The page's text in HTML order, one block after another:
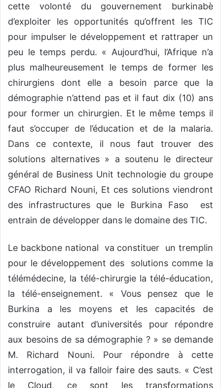
cette volonté du gouvernement burkinabè
d’exploiter les opportunités qu’offrent les TIC
pour impulser le développement et rattraper un
peu le temps perdu. « Aujourd’hui, l’Afrique n’a
plus malheureusement le temps de former les
chirurgiens dont elle a besoin parce que la
démographie n’attend pas et il faut dix (10) ans
pour former un chirurgien. Et le même temps il
faut s’occuper de l’éducation et de la malaria.
Dans ce contexte, il nous faut trouver des
solutions alternatives » a soutenu le directeur
général de Business Unit technologie du groupe
CFAO Richard Nouni, Et ces solutions viendront
des infrastructures que le Burkina Faso est
entrain de développer dans le domaine des TIC.
Le backbone national va constituer un tremplin
pour le développement des solutions comme la
télémédecine, la télé-chirurgie la télé-éducation,
la télé-enseignement. « Vous pensez que le
Burkina a les moyens et les capacités de
construire autant d’universités pour répondre
aux besoins de sa démographie ? » se demande
M. Richard Nouni. Pour répondre à cette
interrogation, il va falloir faire des sauts. « C’est
le Cloud, ce sont les transformations